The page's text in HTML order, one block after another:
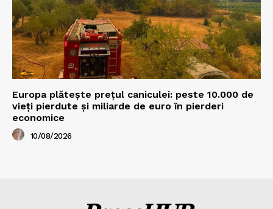
Europa plătește prețul caniculei: peste 10.000 de
vieți pierdute și miliarde de euro în pierderi
economice
10/08/2026